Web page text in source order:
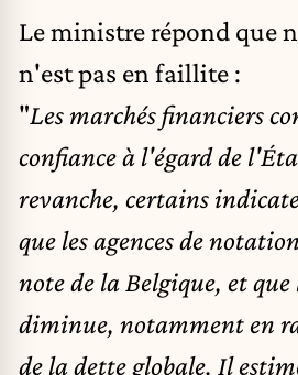
Le ministre répond que
n'est pas en faillite :
"Les marchés financiers
confiance à l'égard de
revanche, certains
que les agences de
note de la Belgique, et
diminue, notamment en
de la dette globale. Il